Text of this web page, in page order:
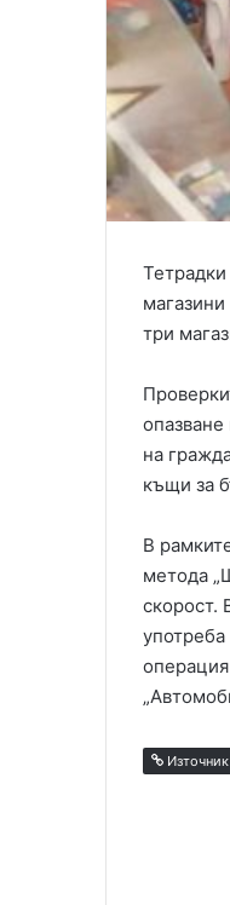
три
на
къщи за
В
метода
скорост.
Източник